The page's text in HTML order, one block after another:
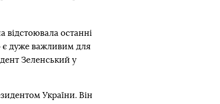
відстоювала останні
є дуже важливим для
Зеленський у
України. Він